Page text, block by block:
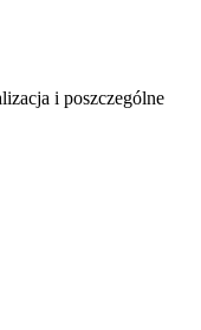
i poszczególne